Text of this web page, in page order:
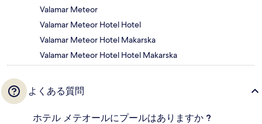
Valamar Meteor
Valamar Meteor Hotel Hotel
Valamar Meteor Hotel Makarska
Valamar Meteor Hotel Hotel Makarska
よくある質問
ホテル メテオールにプールはありますか ?